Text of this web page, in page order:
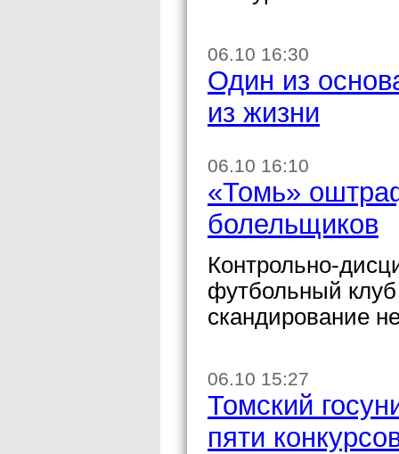
06.10 16:30
Один из
из жизни
06.10 16:10
«Томь»
болельщиков
Контрольно-
футбольный
скандирование
06.10 15:27
Томский
пяти